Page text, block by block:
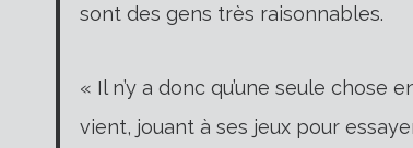
sont des gens très raisonnables.
« Il n’y a donc qu’une seule
vient, jouant à ses jeux pour